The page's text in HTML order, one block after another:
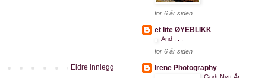
Eldre innlegg
for 6 år siden
et lite ØYEBLIKK
And . . .
for 6 år siden
Irene Photography